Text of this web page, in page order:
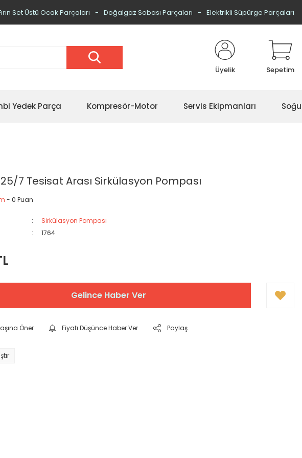
Set Üstü Ocak Parçaları Doğalgaz Sobası Parçaları Elektrikli Süpürge Parçaları
Üyelik Sepetim
Yedek Parça Kompresör-Motor Servis Ekipmanları
7 Tesisat Arası Sirkülasyon Pompası
- 0 Puan
Sirkülasyon Pompası
1764
Gelince Haber Ver
Öner Fiyatı Düşünce Haber Ver Paylaş